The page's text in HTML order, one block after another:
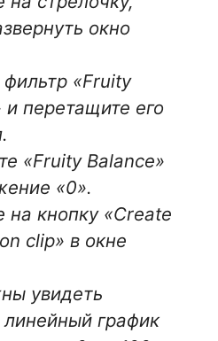
окно
«Fruity
и перетащите его
«Fruity Balance»
«0».
кнопку «Create
clip» в окне
увидеть
график